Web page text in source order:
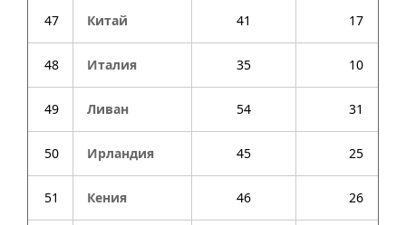
47 Китай 41 17
48 Италия 35 10
49 Ливан 54 31
50 Ирландия 45 25
51 Кения 46 26